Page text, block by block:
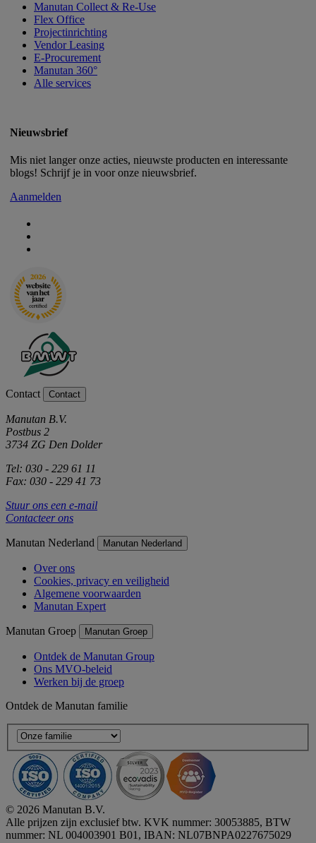
Manutan Collect & Re-Use
Flex Office
Projectinrichting
Vendor Leasing
E-Procurement
Manutan 360°
Alle services
Nieuwsbrief
Mis niet langer onze acties, nieuwste producten en interessante
blogs! Schrijf je in voor onze nieuwsbrief.
Aanmelden
Contact Contact
Manutan B.V.
Postbus 2
3734 ZG Den Dolder
Tel: 030 - 229 61 11
Fax: 030 - 229 41 73
Stuur ons een e-mail
Contacteer ons
Manutan Nederland Manutan Nederland
Over ons
Cookies, privacy en veiligheid
Algemene voorwaarden
Manutan Expert
Manutan Groep Manutan Groep
Ontdek de Manutan Group
Ons MVO-beleid
Werken bij de groep
Ontdek de Manutan familie
© 2026 Manutan B.V.
Alle prijzen zijn exclusief btw. KVK nummer: 30053885, BTW
nummer: NL 004003901 B01, IBAN: NL07BNPA0227675029